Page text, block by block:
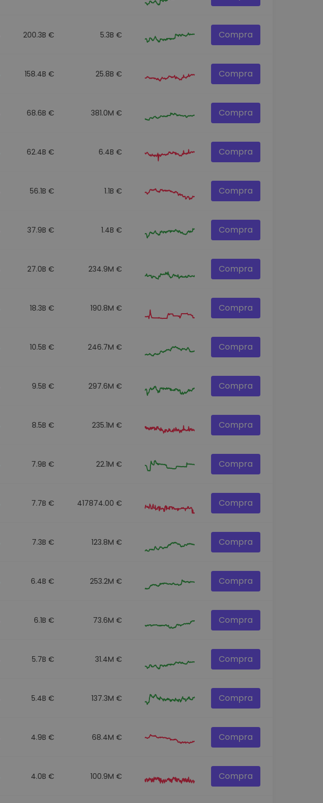
200.3B € 5.3B € Compra
158.4B € 25.8B € Compra
68.6B € 381.0M € Compra
62.4B € 6.4B € Compra
56.1B € 1.1B € Compra
37.9B € 1.4B € Compra
27.0B € 234.9M € Compra
18.3B € 190.8M € Compra
10.5B € 246.7M € Compra
9.5B € 297.6M € Compra
8.5B € 235.1M € Compra
7.9B € 22.1M € Compra
7.7B € 417874.00 € Compra
7.3B € 123.8M € Compra
6.4B € 253.2M € Compra
6.1B € 73.6M € Compra
5.7B € 31.4M € Compra
5.4B € 137.3M € Compra
4.9B € 68.4M € Compra
4.0B € 100.9M € Compra